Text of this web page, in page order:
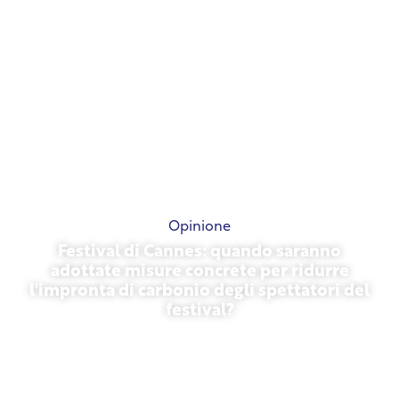
Opinione
Festival di Cannes: quando saranno
adottate misure concrete per ridurre
l'impronta di carbonio degli spettatori del
festival?